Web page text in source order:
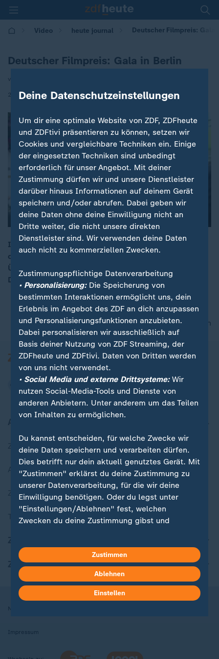
Video heute journal Deutscher Filmpreis: Gala
Deutscher Filmpreis: Gala in Berlin
von S. Merseburger / K. Haas
29.05.2026 | 22:00
In Berlin wird der Deutsche Filmpreis verliehen, eine
der wichtigsten Auszeichnungen für Filmschaffende.
Über die Gewinner entscheiden die Mitglieder der
Deutschen Filmakademie.
nach oben
Zuletzt veröffentlicht
Aktuelle Sendungs-Videos
ZDFheute Stories
Themen im Überblick
ZDFheute Apps
Nutzungsbedingungen
Impressum
Deine Datenschutzeinstellungen
Um dir eine optimale Website von ZDF, ZDFheute
und ZDFtivi präsentieren zu können, setzen wir
Cookies und vergleichbare Techniken ein. Einige
der eingesetzten Techniken sind unbedingt
erforderlich für unser Angebot. Mit deiner
Zustimmung dürfen wir und unsere Dienstleister
darüber hinaus Informationen auf deinem Gerät
speichern und/oder abrufen. Dabei geben wir
deine Daten ohne deine Einwilligung nicht an
Dritte weiter, die nicht unsere direkten
Dienstleister sind. Wir verwenden deine Daten
auch nicht zu kommerziellen Zwecken.
Zustimmungspflichtige Datenverarbeitung
• Personalisierung:Die Speicherung von
bestimmten Interaktionen ermöglicht uns, dein
Erlebnis im Angebot des ZDF an dich anzupassen
und Personalisierungsfunktionen anzubieten.
Dabei personalisieren wir ausschließlich auf
Basis deiner Nutzung von ZDF Streaming, der
ZDFheute und ZDFtivi. Daten von Dritten werden
von uns nicht verwendet.
• Social Media und externe Drittsysteme:Wir
nutzen Social-Media-Tools und Dienste von
anderen Anbietern. Unter anderem um das Teilen
von Inhalten zu ermöglichen.
Du kannst entscheiden, für welche Zwecke wir
deine Daten speichern und verarbeiten dürfen.
Dies betrifft nur dein aktuell genutztes Gerät. Mit
"Zustimmen" erklärst du deine Zustimmung zu
unserer Datenverarbeitung, für die wir deine
Einwilligung benötigen. Oder du legst unter
"Einstellungen/Ablehnen" fest, welchen
Zwecken du deine Zustimmung gibst und
in deinen Einstellungen widerrufen oder ändern.
Hier findest du das Impressum.
Weitere Informationen findest du in unserer
Datenschutzerklärung.
Zustimmen
Ablehnen
Einstellen